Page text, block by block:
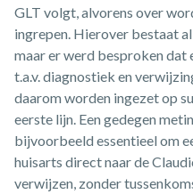
GLT volgt, alvorens over
ingrepen. Hierover bestaat
maar er werd besproken
t.a.v. diagnostiek en
daarom worden ingezet op
eerste lijn. Een gedegen
bijvoorbeeld essentieel om
huisarts direct naar de
verwijzen, zonder